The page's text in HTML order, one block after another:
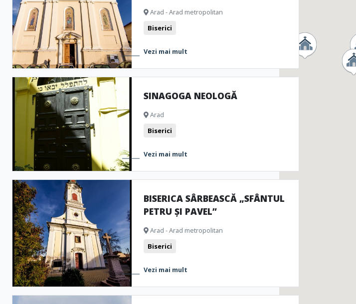
Arad - Arad metropolitan
Biserici
Vezi mai mult
SINAGOGA NEOLOGĂ
Arad
Biserici
Vezi mai mult
BISERICA SÂRBEASCĂ „SFÂNTUL
PETRU ȘI PAVEL”
Arad - Arad metropolitan
Biserici
Vezi mai mult